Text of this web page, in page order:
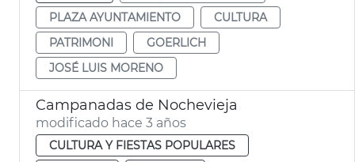
PLAZA AYUNTAMIENTO
CULTURA
PATRIMONI
GOERLICH
JOSÉ LUIS MORENO
Campanadas de Nochevieja
modificado hace 3 años
CULTURA Y FIESTAS POPULARES